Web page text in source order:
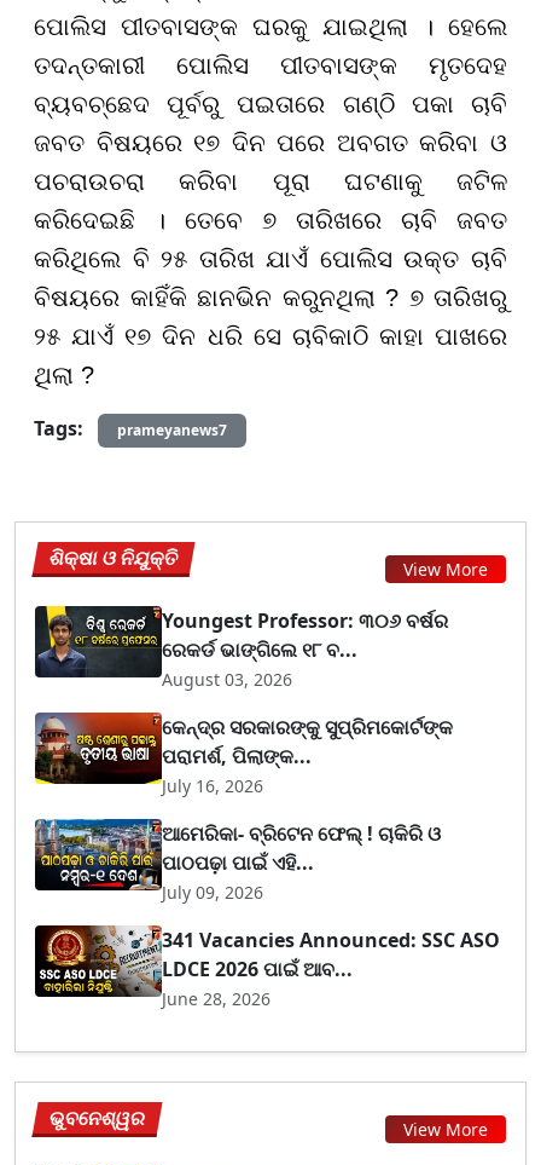
ପୋଲିସ ପୀତବାସଙ୍କ ଘରକୁ ଯାଇଥିଲା । ହେଲେ
ତଦନ୍ତକାରୀ ପୋଲିସ ପୀତବାସଙ୍କ ମୃତଦେହ
ବ୍ୟବଚ୍ଛେଦ ପୂର୍ବରୁ ପଇତାରେ ଗଣ୍ଠି ପକା ଚାବି
ଜବତ ବିଷୟରେ ୧୭ ଦିନ ପରେ ଅବଗତ କରିବା ଓ
ପଚରାଉଚରା କରିବା ପୂରା ଘଟଣାକୁ ଜଟିଳ
କରିଦେଇଛି । ତେବେ ୭ ତାରିଖରେ ଚାବି ଜବତ
କରିଥିଲେ ବି ୨୫ ତାରିଖ ଯାଏଁ ପୋଲିସ ଉକ୍ତ ଚାବି
ବିଷୟରେ କାହିଁକି ଛାନଭିନ କରୁନଥିଲା ? ୭ ତାରିଖରୁ
୨୫ ଯାଏଁ ୧୭ ଦିନ ଧରି ସେ ଚାବିକାଠି କାହା ପାଖରେ
ଥିଲା ?
Tags:
prameyanews7
ଶିକ୍ଷା ଓ ନିଯୁକ୍ତି View More
Youngest Professor: ୩୦୬ ବର୍ଷର
ରେକର୍ଡ ଭାଙ୍ଗିଲେ ୧୮ ବ...
August 03, 2026
କେନ୍ଦ୍ର ସରକାରଙ୍କୁ ସୁପ୍ରିମକୋର୍ଟଙ୍କ
ପରାମର୍ଶ, ପିଲାଙ୍କ...
July 16, 2026
ଆମେରିକା- ବ୍ରିଟେନ ଫେଲ୍ ! ଚାକିରି ଓ
ପାଠପଢ଼ା ପାଇଁ ଏହି...
July 09, 2026
341 Vacancies Announced: SSC ASO
LDCE 2026 ପାଇଁ ଆବ...
June 28, 2026
ଭୁବନେଶ୍ୱର View More